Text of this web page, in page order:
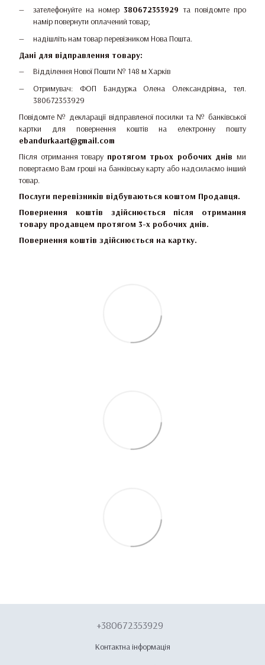
зателефонуйте на номер 380672353929та повідомте про
намір повернути оплачений товар;
надішліть нам товар перевізником Нова Пошта.
Дані для відправлення товару:
Відділення Нової Пошти № 148 м Харків
Отримувач: ФОП Бандурка Олена Олександрівна, тел.
380672353929
Повідомте № декларації відправленої посилки та № банківської
картки для повернення коштів на електронну пошту
ebandurkaart@gmail.com
Після отримання товару протягом трьох робочих днівми
повертаємо Вам гроші на банківську карту або надсилаємо інший
товар.
Послуги перевізників відбуваються коштом Продавця.
Повернення коштів здійснюється після отримання
товару продавцем протягом 3-х робочих днів.
Повернення коштів здійснюється на картку.
+380672353929
Контактна інформація